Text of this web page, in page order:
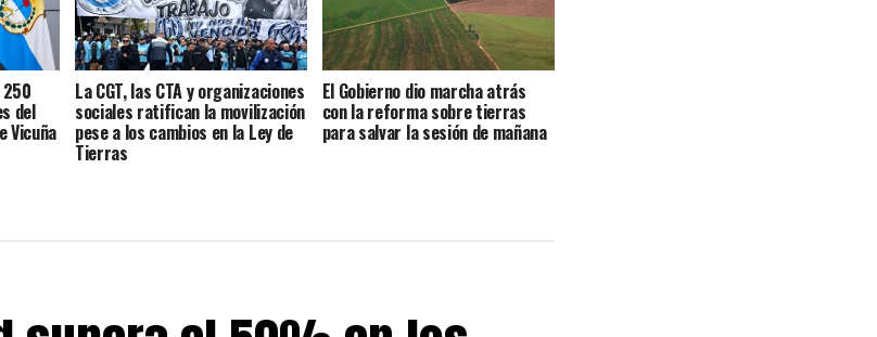
250
del
Vicuña
La CGT, las CTA y organizaciones
sociales ratifican la movilización
pese a los cambios en la Ley de
Tierras
El Gobierno dio marcha atrás
con la reforma sobre tierras
para salvar la sesión de mañana